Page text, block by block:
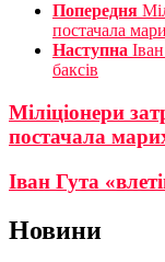
Попередня
постачала
Наступна
баксів
Міліціонери
постачала
Іван Гута
Новини